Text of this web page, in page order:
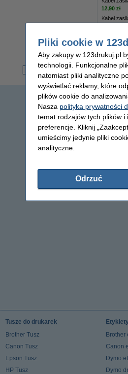
12,90 zł
Kabel
39,00 zł
31,71 zł bez
Tusze do drukarek
Brother Tusz
Canon Tusz
Epson Tusz
HP Tusz
Brother
Canon
Dymo
Dymo
Pliki cookie w
Aby zakupy w 123drukuj.pl
technologii. Funkcjonalne
natomiast pliki analityczne
wyświetlać reklamy, które
plików cookie do
Nasza polityka prywatności
temat rodzajów tych plików i
preferencje. Kliknij
umieścimy jedynie pliki
analityczne.
Odrzuć